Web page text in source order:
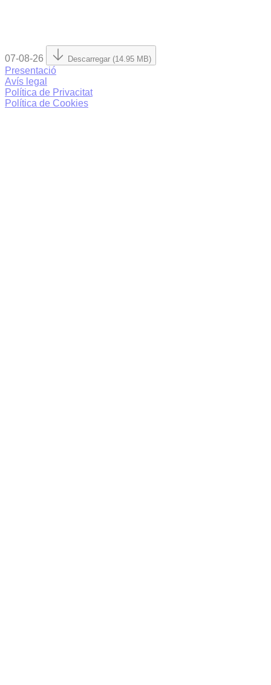
07-08-26 Descarregar (14.95 MB)
Presentació
Avís legal
Política de Privacitat
Política de Cookies